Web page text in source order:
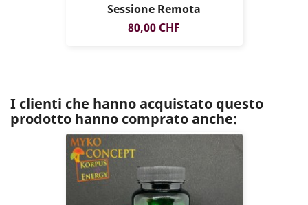
Sessione Remota
Prezzo
80,00 CHF
I clienti che hanno acquistato questo
prodotto hanno comprato anche: